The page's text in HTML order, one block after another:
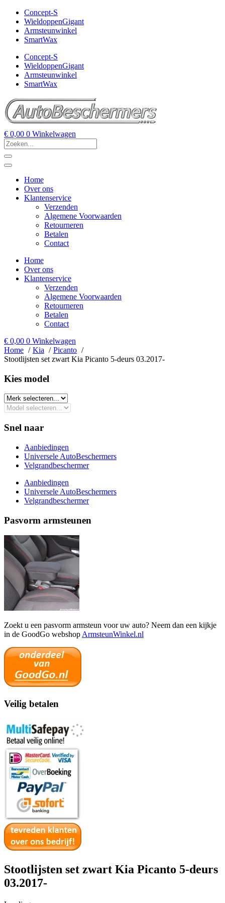
Concept-S
WieldoppenGigant
Armsteunwinkel
SmartWax
Concept-S
WieldoppenGigant
Armsteunwinkel
SmartWax
€ 0,00 0 Winkelwagen
Home
Over ons
Klantenservice
Verzenden
Algemene Voorwaarden
Retourneren
Betalen
Contact
Home
Over ons
Klantenservice
Verzenden
Algemene Voorwaarden
Retourneren
Betalen
Contact
€ 0,00 0 Winkelwagen
Home
Kia
Picanto
Stootlijsten set zwart Kia Picanto 5-deurs 03.2017-
Kies model​
Snel naar
Aanbiedingen
Universele AutoBeschermers
Velgrandbeschermer
Aanbiedingen
Universele AutoBeschermers
Velgrandbeschermer
Pasvorm armsteunen
Zoekt u een pasvorm armsteun voor uw auto? Neem dan een kijkje
in de GoodGo webshop ArmsteunWinkel.nl
Veilig betalen
Stootlijsten set zwart Kia Picanto 5-deurs
03.2017-